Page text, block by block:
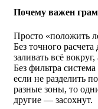
Почему важен
Просто «положить
Без точного
заливать всё
Без фильтра
если не разделить
разные зоны, то
другие — засохнут.